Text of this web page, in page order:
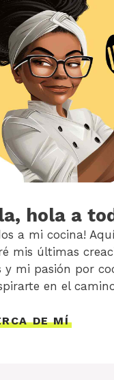
hola a
a mi cocina! Aquí
mis últimas
y mi pasión por
en el
DE MÍ